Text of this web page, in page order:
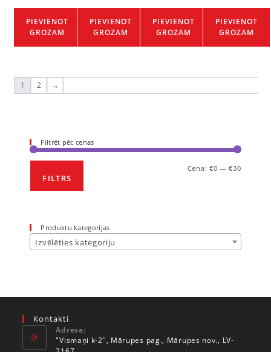
PIEVIENOT
GROZAM
PIEVIENOT
GROZAM
PIEVIENOT
GROZAM
PIEVIENOT
GROZAM
1 2 →
Filtrēt pēc cenas
FILTRS
Cena: €0 —€30
Produktu kategorijas
Izvēlēties kategoriju
Kontakti
Adrese:
"Vismaņi k-2", Mārupes pag., Mārupes nov., LV-